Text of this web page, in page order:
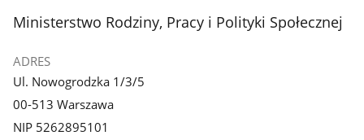
stopka
Ministerstwo Rodziny, Pracy i Polityki Społecznej
ADRES
Ul. Nowogrodzka 1/3/5
00-513 Warszawa
NIP 5262895101